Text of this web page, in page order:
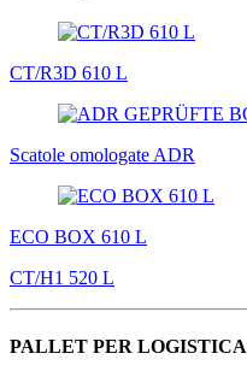
CT/R3D 610 L
Scatole omologate ADR
ECO BOX 610 L
CT/H1 520 L
PALLET PER LOGISTICA